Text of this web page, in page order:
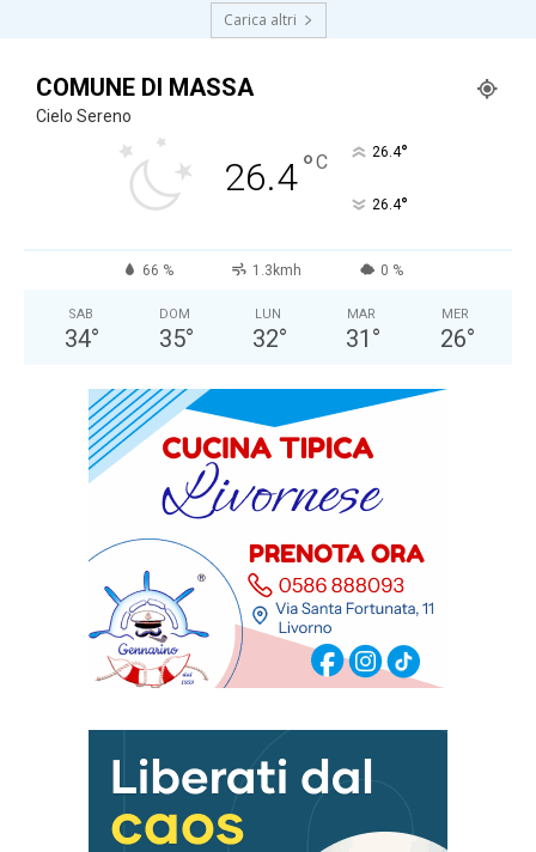
Carica altri
COMUNE DI MASSA
Cielo Sereno
26.4°C 26.4°
26.4°
66 % 1.3kmh 0 %
SAB
34°
DOM
35°
LUN
32°
MAR
31 °
MER
26°